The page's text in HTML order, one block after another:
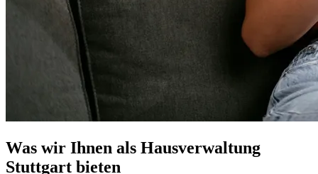
Was wir Ihnen als Hausverwaltung
Stuttgart bieten